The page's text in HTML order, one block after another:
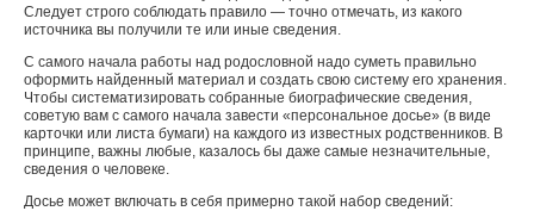
Следует строго соблюдать правило — точно отмечать, из какого
источника вы получили те или иные сведения.
С самого начала работы над родословной надо суметь правильно
оформить найденный материал и создать свою систему его хранения.
Чтобы систематизировать собранные биографические сведения,
советую вам с самого начала завести «персональное досье» (в виде
карточки или листа бумаги) на каждого из известных родственников. В
принципе, важны любые, казалось бы даже самые незначительные,
сведения о человеке.
Досье может включать в себя примерно такой набор сведений: